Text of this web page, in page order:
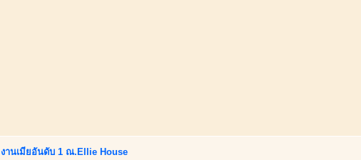
านเมียอันดับ 1 ณ.Ellie House